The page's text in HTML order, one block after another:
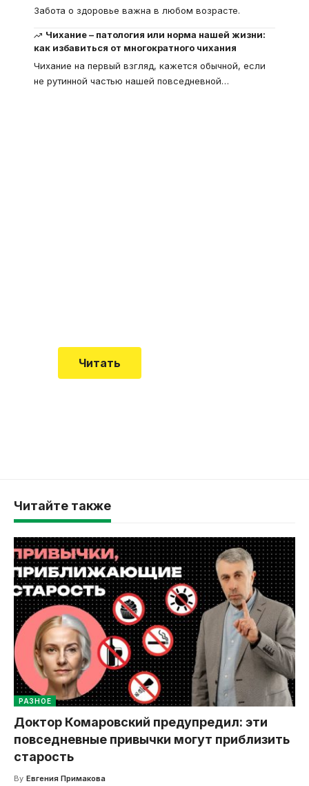
Забота о здоровье важна в любом возрасте.
Чихание – патология или норма нашей жизни:
как избавиться от многократного чихания
Чихание на первый взгляд, кажется обычной, если
не рутинной частью нашей повседневной…
Читать
Читайте также
РАЗНОЕ
Доктор Комаровский предупредил: эти
повседневные привычки могут приблизить
старость
By Евгения Примакова